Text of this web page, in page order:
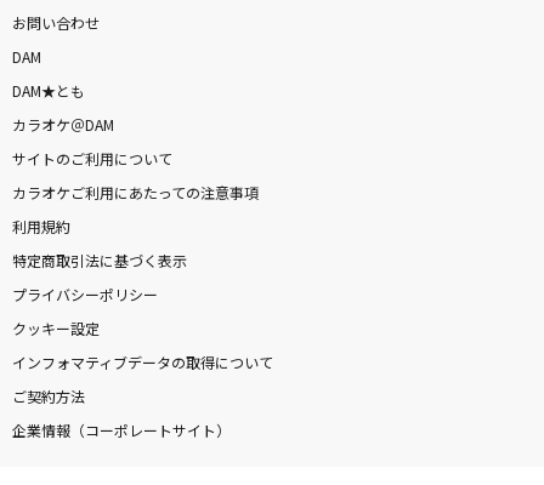
お問い合わせ
DAM
DAM★とも
カラオケ＠DAM
サイトのご利用について
カラオケご利用にあたっての注意事項
利用規約
特定商取引法に基づく表示
プライバシーポリシー
クッキー設定
インフォマティブデータの取得について
ご契約方法
企業情報（コーポレートサイト）